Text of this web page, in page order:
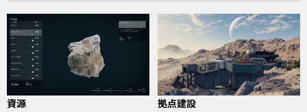
資源 拠点建設